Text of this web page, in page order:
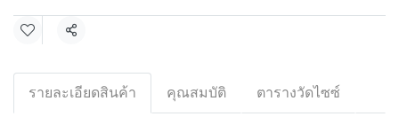
แชร์
รายละเอียดสินค้า คุณสมบัติ ตารางวัดไซซ์